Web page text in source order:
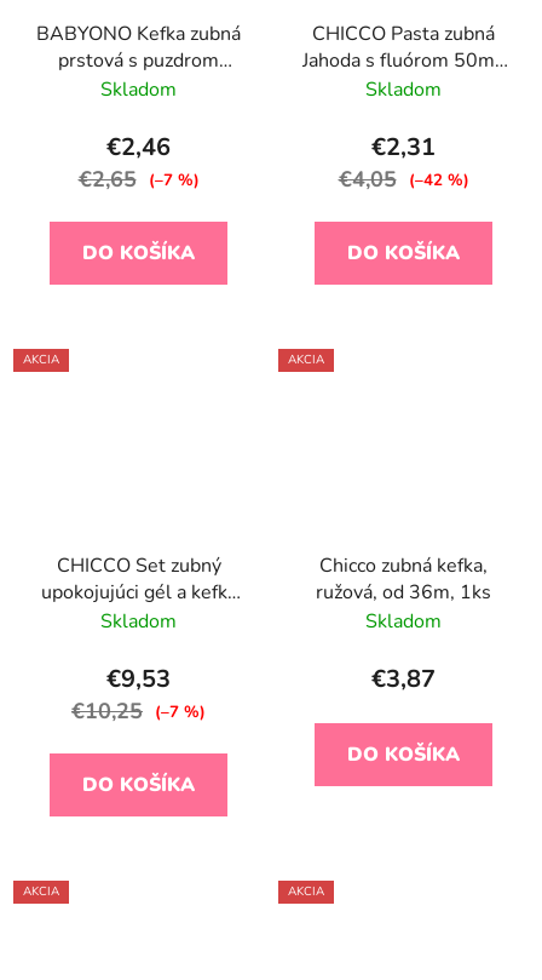
BABYONO Kefka zubná
prstová s puzdrom
modrá
Skladom
€2,46
€2,65 (–7 %)
DO KOŠÍKA
CHICCO Pasta zubná
Jahoda s fluórom 50ml,
1-5r
Skladom
€2,31
€4,05 (–42 %)
DO KOŠÍKA
AKCIA
CHICCO Set zubný
upokojujúci gél a kefka
na prst s puzdrom 4m+
Skladom
€9,53
€10,25 (–7 %)
DO KOŠÍKA
AKCIA
Chicco zubná kefka,
ružová, od 36m, 1ks
Skladom
€3,87
DO KOŠÍKA
AKCIA AKCIA